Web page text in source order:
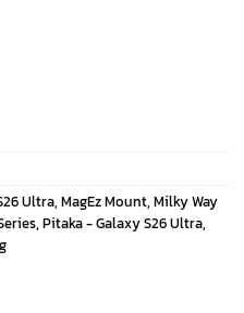
฿.
Ultra, MagEz Mount, Milky Way
, Pitaka - Galaxy S26 Ultra,